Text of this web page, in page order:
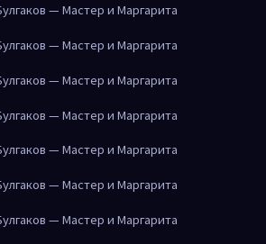
— Мастер и Маргарита
— Мастер и Маргарита
— Мастер и Маргарита
— Мастер и Маргарита
— Мастер и Маргарита
— Мастер и Маргарита
— Мастер и Маргарита